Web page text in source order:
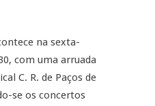
na sexta-
com uma arruada
C. R. de Paços de
se os concertos